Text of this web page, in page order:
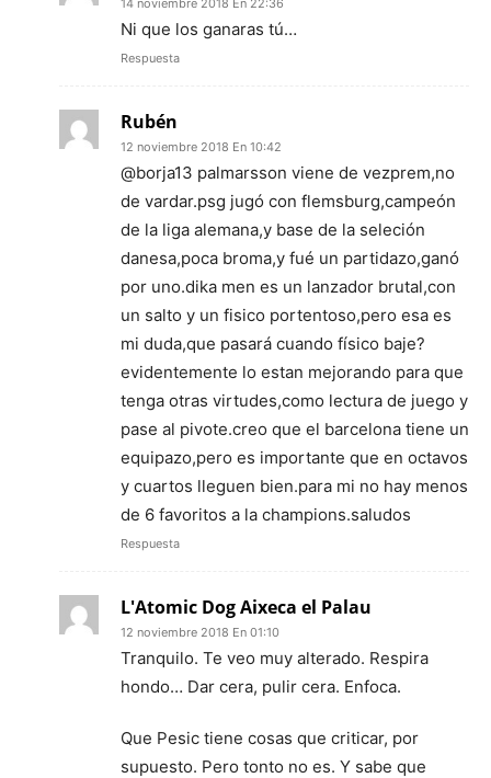
Ni que los ganaras tú…
Respuesta
Rubén
12 noviembre 2018 En 10:42
@borja13 palmarsson viene de vezprem,no
de vardar.psg jugó con flemsburg,campeón
de la liga alemana,y base de la seleción
danesa,poca broma,y fué un partidazo,ganó
por uno.dika men es un lanzador brutal,con
un salto y un fisico portentoso,pero esa es
mi duda,que pasará cuando físico baje?
evidentemente lo estan mejorando para que
tenga otras virtudes,como lectura de juego y
pase al pivote.creo que el barcelona tiene un
equipazo,pero es importante que en octavos
y cuartos lleguen bien.para mi no hay menos
de 6 favoritos a la champions.saludos
Respuesta
L'Atomic Dog Aixeca el Palau
12 noviembre 2018 En 01:10
Tranquilo. Te veo muy alterado. Respira
hondo… Dar cera, pulir cera. Enfoca.
Que Pesic tiene cosas que criticar, por
supuesto. Pero tonto no es. Y sabe que